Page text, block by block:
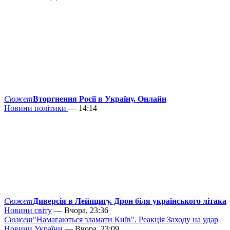
СюжетВторгнення Росії в Україну. Онлайн
Новини політики — 14:14
СюжетДиверсія в Лейпцигу. Дрон біля українського літака
Новини світу — Вчора, 23:36
Сюжет"Намагаються зламати Київ". Реакція Заходу на удар